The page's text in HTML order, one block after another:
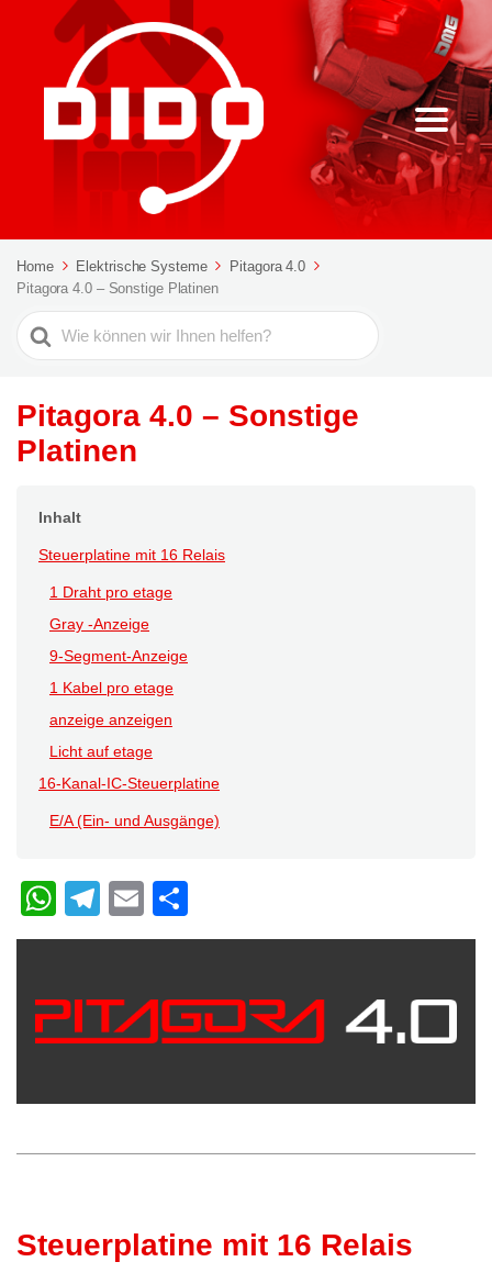
Home Elektrische Systeme
Pitagora 4.0
Pitagora 4.0 – Sonstige Platinen
Suche
nach
Pitagora 4.0 – Sonstige
Platinen
Inhalt
Steuerplatine mit 16 Relais
1 Draht pro etage
Gray -Anzeige
9-Segment-Anzeige
1 Kabel pro etage
anzeige anzeigen
Licht auf etage
16-Kanal-IC-Steuerplatine
E/A (Ein- und Ausgänge)
W
h
s
A
p
T
el
gr
a
E
m o
di
vi
Steuerplatine mit 16 Relais